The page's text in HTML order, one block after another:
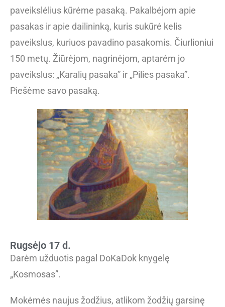
paveikslėlius kūrėme pasaką. Pakalbėjom apie
pasakas ir apie dailininką, kuris sukūrė kelis
paveikslus, kuriuos pavadino pasakomis. Čiurlioniui
150 metų. Žiūrėjom, nagrinėjom, aptarėm jo
paveikslus: „Karalių pasaka” ir „Pilies pasaka”.
Piešėme savo pasaką.
Rugsėjo 17 d.
Darėm užduotis pagal DoKaDok knygelę
„Kosmosas”.
Mokėmės naujus žodžius, atlikom žodžių garsinę